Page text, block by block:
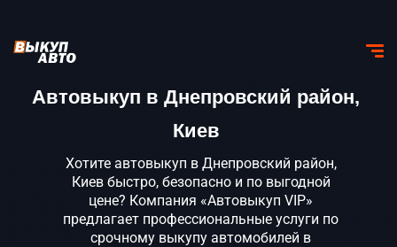
Автовыкуп в Днепровский район,
Киев
Хотите автовыкуп в Днепровский район,
Киев быстро, безопасно и по выгодной
цене? Компания «Автовыкуп VIP»
предлагает профессиональные услуги по
срочному выкупу автомобилей в